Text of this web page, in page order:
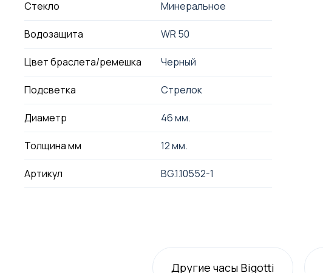
Стекло Минеральное
Водозащита WR 50
Цвет браслета/ремешка Черный
Подсветка Стрелок
Диаметр 46 мм.
Толщина мм 12 мм.
Артикул BG.1.10552-1
Другие часы Bigotti